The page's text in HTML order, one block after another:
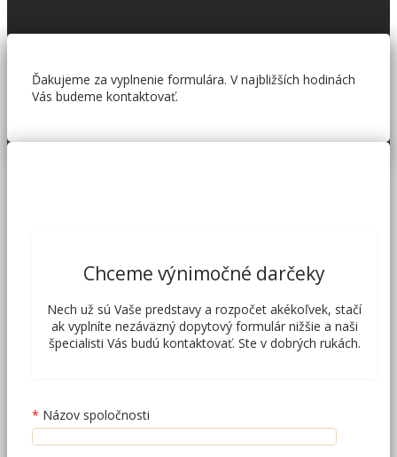
Ďakujeme za vyplnenie formulára. V najbližších hodinách
Vás budeme kontaktovať.
Chceme výnimočné darčeky
Nech už sú Vaše predstavy a rozpočet akékoľvek, stačí
ak vyplníte nezáväzný dopytový formulár nižšie a naši
špecialisti Vás budú kontaktovať. Ste v dobrých rukách.
Názov spoločnosti